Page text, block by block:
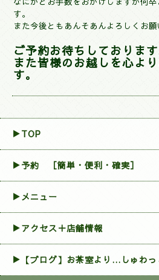
す。
また今後ともあんそあんよろしくお願
ご予約お待ちしております
また皆様のお越しを心よ
す。
▶TOP
▶︎予約 ［簡単・便利・確実］
▶メニュー
▶アクセス＋店舗情報
▶【ブログ】お茶室より…しゅわっ